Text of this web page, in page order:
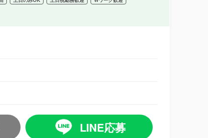
LINE応募